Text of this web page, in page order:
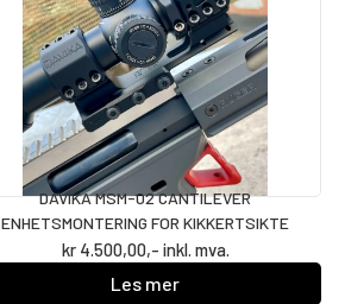
DAVIKA MSM-02 CANTILEVER
ENHETSMONTERING FOR KIKKERTSIKTE
kr4.500,00,- inkl. mva.
Les mer